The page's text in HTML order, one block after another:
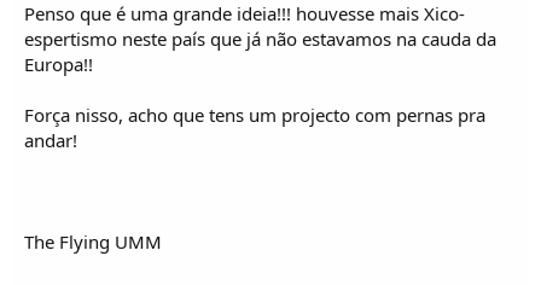
Penso que é uma grande ideia!!! houvesse mais Xico-
espertismo neste país que já não estavamos na cauda da
Europa!!
Força nisso, acho que tens um projecto com pernas pra
andar!
The Flying UMM